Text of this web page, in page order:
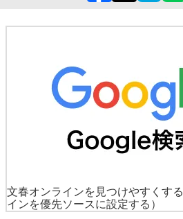
文春オンラインを見つけやすくする
インを優先ソースに設定する）